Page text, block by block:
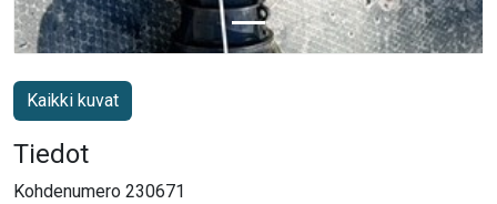
Kaikki kuvat
Tiedot
Kohdenumero 230671